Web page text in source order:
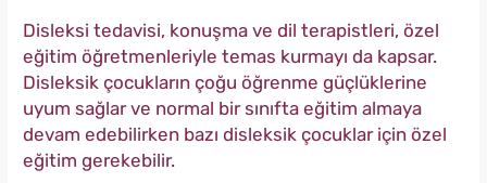
Disleksi tedavisi, konuşma ve dil terapistleri, özel
eğitim öğretmenleriyle temas kurmayı da kapsar.
Disleksik çocukların çoğu öğrenme güçlüklerine
uyum sağlar ve normal bir sınıfta eğitim almaya
devam edebilirken bazı disleksik çocuklar için özel
eğitim gerekebilir.